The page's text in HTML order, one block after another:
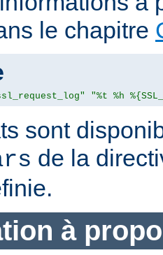
le chapitre
"%t %h
sont
de la
à